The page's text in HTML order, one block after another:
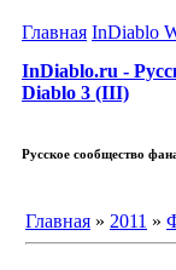
Главная InDiablo
InDiablo.ru -
Diablo 3 (III)
Русское сообщество
Главная » 2011 »